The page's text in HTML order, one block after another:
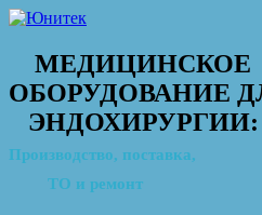
МЕДИЦИНСКОЕ
ОБОРУДОВАНИЕ
ЭНДОХИРУРГИИ:
Производство, поставка,
ТО и ремонт